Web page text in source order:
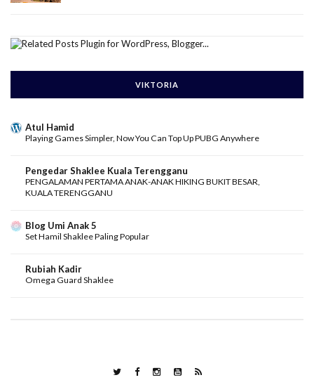
VIKTORIA
Atul Hamid
Playing Games Simpler, Now You Can Top Up PUBG Anywhere
Pengedar Shaklee Kuala Terengganu
PENGALAMAN PERTAMA ANAK-ANAK HIKING BUKIT BESAR,
KUALA TERENGGANU
Blog Umi Anak 5
Set Hamil Shaklee Paling Popular
Rubiah Kadir
Omega Guard Shaklee